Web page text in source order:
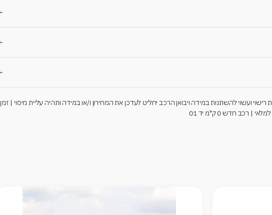
ועשוי להשתנות במידה ויבואן הרכב יחליט לעדכן את המחירון ו/או במידה ותהיה עליית מיסוי | זמן
חדש 0 ק"מ יד 01